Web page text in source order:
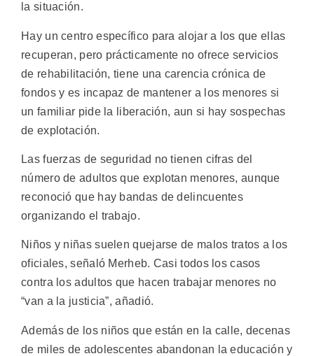
la situación.
Hay un centro específico para alojar a los que ellas
recuperan, pero prácticamente no ofrece servicios
de rehabilitación, tiene una carencia crónica de
fondos y es incapaz de mantener a los menores si
un familiar pide la liberación, aun si hay sospechas
de explotación.
Las fuerzas de seguridad no tienen cifras del
número de adultos que explotan menores, aunque
reconoció que hay bandas de delincuentes
organizando el trabajo.
Niños y niñas suelen quejarse de malos tratos a los
oficiales, señaló Merheb. Casi todos los casos
contra los adultos que hacen trabajar menores no
“van a la justicia”, añadió.
Además de los niños que están en la calle, decenas
de miles de adolescentes abandonan la educación y